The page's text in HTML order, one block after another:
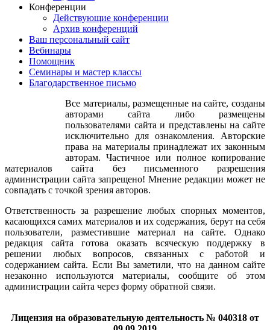
Конференции
Действующие конференции
Архив конференций
Ваш персональный сайт
Вебинары
Помощник
Семинары и мастер классы
Благодарственное письмо
Все материалы, размещенные на сайте, созданы
авторами сайта либо размещены
пользователями сайта и представлены на сайте
исключительно для ознакомления. Авторские
права на материалы принадлежат их законным
авторам. Частичное или полное копирование
материалов сайта без письменного разрешения
администрации сайта запрещено! Мнение редакции может не
совпадать с точкой зрения авторов.
Ответственность за разрешение любых спорных моментов,
касающихся самих материалов и их содержания, берут на себя
пользователи, разместившие материал на сайте. Однако
редакция сайта готова оказать всяческую поддержку в
решении любых вопросов, связанных с работой и
содержанием сайта. Если Вы заметили, что на данном сайте
незаконно используются материалы, сообщите об этом
администрации сайта через форму обратной связи.
Лицензия на образовательную деятельность № 040318 от